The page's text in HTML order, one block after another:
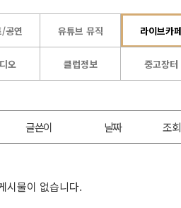
공연 유튜브 뮤직 라이브카
오 클럽정보 중고장터
글쓴이 날짜 조회
시물이 없습니다.